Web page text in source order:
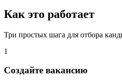
Как это работает
Три простых шага для отбора
1
Создайте вакансию